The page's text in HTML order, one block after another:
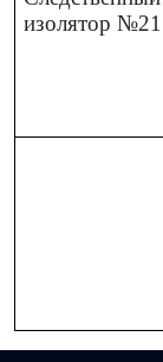
изолятор №21